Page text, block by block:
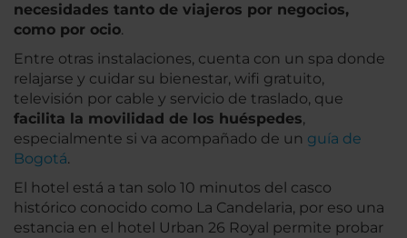
necesidades tanto de viajeros por negocios,
como por ocio.
Entre otras instalaciones, cuenta con un spa donde
relajarse y cuidar su bienestar, wifi gratuito,
televisión por cable y servicio de traslado, que
facilita la movilidad de los huéspedes,
especialmente si va acompañado de un guía de
Bogotá.
El hotel está a tan solo 10 minutos del casco
histórico conocido como La Candelaria, por eso una
estancia en el hotel Urban 26 Royal permite probar